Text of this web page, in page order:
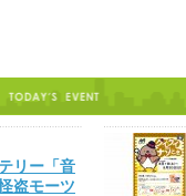
リー「音
盗モーツ